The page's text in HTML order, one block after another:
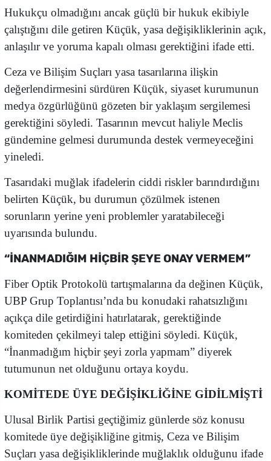
Hukukçu olmadığını ancak güçlü bir hukuk ekibiyle
çalıştığını dile getiren Küçük, yasa değişikliklerinin açık,
anlaşılır ve yoruma kapalı olması gerektiğini ifade etti.
Ceza ve Bilişim Suçları yasa tasarılarına ilişkin
değerlendirmesini sürdüren Küçük, siyaset kurumunun
medya özgürlüğünü gözeten bir yaklaşım sergilemesi
gerektiğini söyledi. Tasarının mevcut haliyle Meclis
gündemine gelmesi durumunda destek vermeyeceğini
yineledi.
Tasarıdaki muğlak ifadelerin ciddi riskler barındırdığını
belirten Küçük, bu durumun çözülmek istenen
sorunların yerine yeni problemler yaratabileceği
uyarısında bulundu.
“İNANMADIĞIM HİÇBİR ŞEYE ONAY VERMEM”
Fiber Optik Protokolü tartışmalarına da değinen Küçük,
UBP Grup Toplantısı’nda bu konudaki rahatsızlığını
açıkça dile getirdiğini hatırlatarak, gerektiğinde
komiteden çekilmeyi talep ettiğini söyledi. Küçük,
“İnanmadığım hiçbir şeyi zorla yapmam” diyerek
tutumunun net olduğunu ortaya koydu.
KOMİTEDE ÜYE DEĞİŞİKLİĞİNE GİDİLMİŞTİ
Ulusal Birlik Partisi geçtiğimiz günlerde söz konusu
komitede üye değişikliğine gitmiş, Ceza ve Bilişim
Suçları yasa değişikliklerinde muğlaklık olduğunu ifade